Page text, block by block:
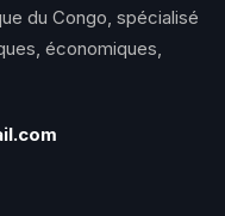
du Congo, spécialisé
économiques,